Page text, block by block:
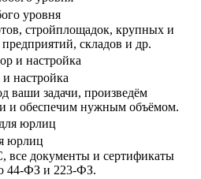
уровня
стройплощадок, крупных и
складов и др.
настройка
ваши задачи, произведём
и обеспечим нужным объёмом.
юрлиц
все документы и сертификаты
44-ФЗ и 223-ФЗ.